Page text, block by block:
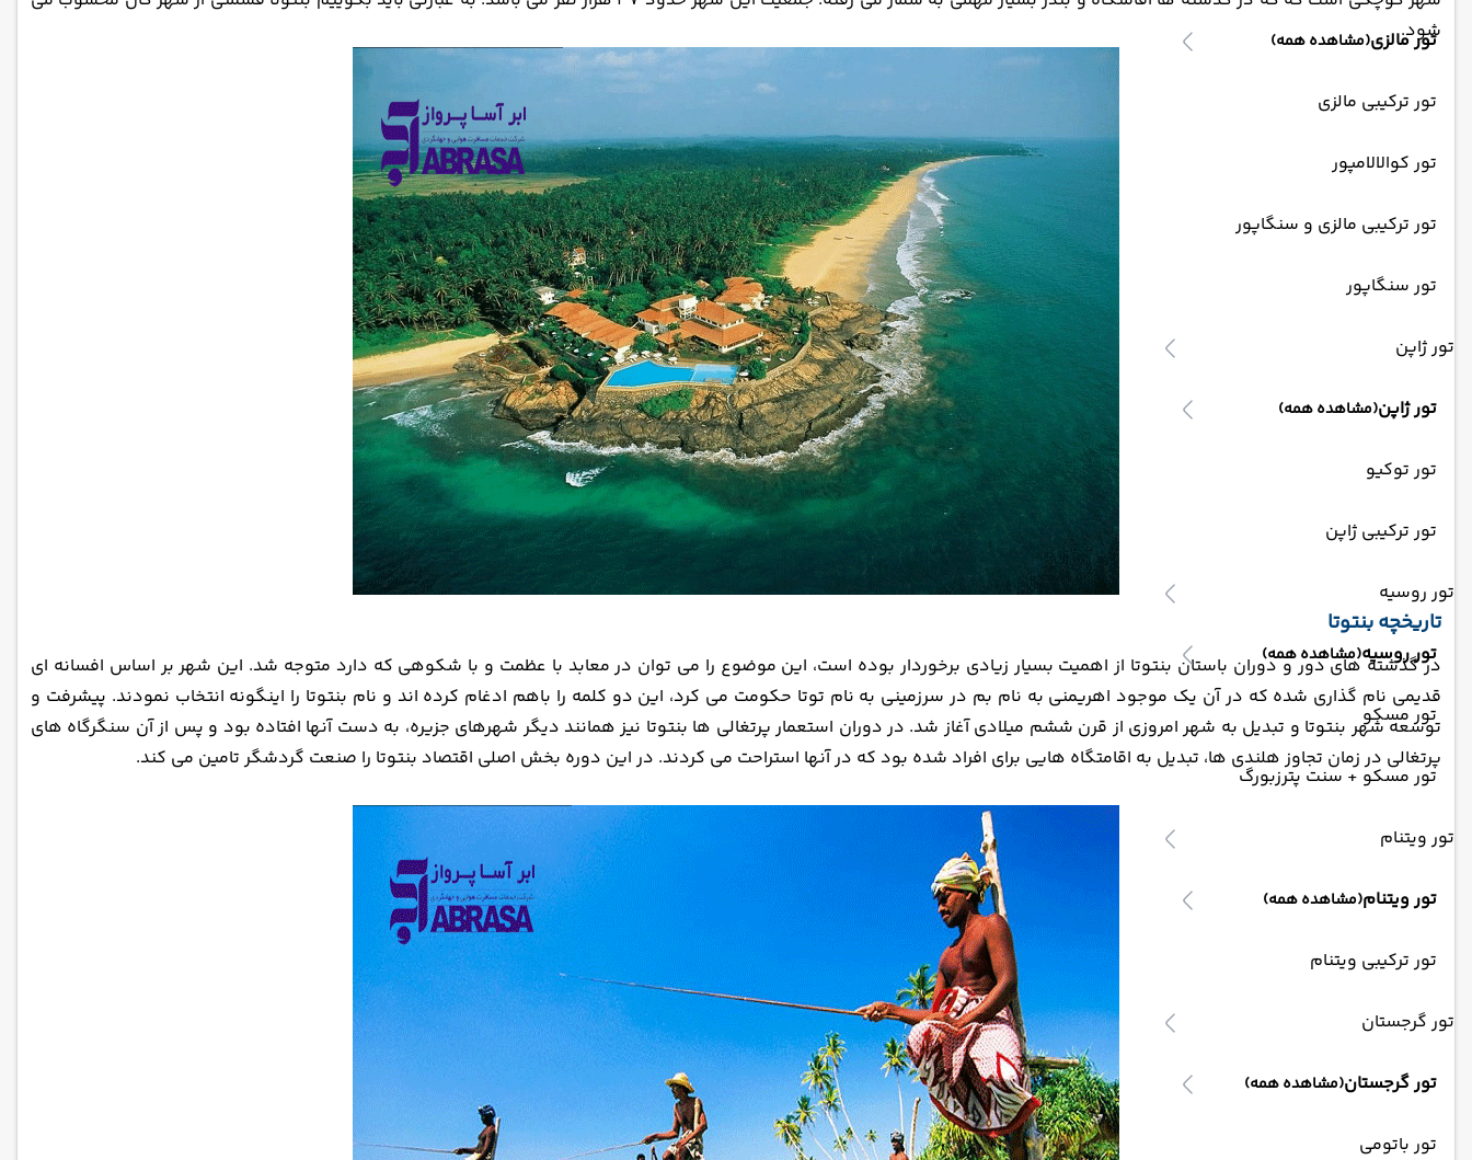
تور مالزی(مشاهده همه)
تور ترکیبی مالزی
تور کوالالامپور
تور ترکیبی مالزی و سنگاپور
تور سنگاپور
تور ژاپن
تور ژاپن(مشاهده همه)
تور توکیو
تور ترکیبی ژاپن
تور روسیه
تور روسیه(مشاهده همه)
تور مسکو
تور مسکو + سنت پترزبورگ
تور ویتنام
تور ویتنام(مشاهده همه)
تور ترکیبی ویتنام
تور گرجستان
تور گرجستان(مشاهده همه)
تور باتومی
شود.
تاریخچه بنتوتا
در گذشته های دور و دوران باستان بنتوتا از اهمیت بسیار زیادی برخوردار بوده است، این موضوع را می توان در معابد با عظمت و با شکوهی که دارد متوجه شد. این شهر بر اساس افسانه ای
قدیمی نام گذاری شده که در آن یک موجود اهریمنی به نام بم در سرزمینی به نام توتا حکومت می کرد، این دو کلمه را باهم ادغام کرده اند و نام بنتوتا را اینگونه انتخاب نمودند. پیشرفت و
توسعه شهر بنتوتا و تبدیل به شهر امروزی از قرن ششم میلادی آغاز شد. در دوران استعمار پرتغالی ها بنتوتا نیز همانند دیگر شهرهای جزیره، به دست آنها افتاده بود و پس از آن سنگرگاه های
پرتغالی در زمان تجاوز هلندی ها، تبدیل به اقامتگاه هایی برای افراد شده بود که در آنها استراحت می کردند. در این دوره بخش اصلی اقتصاد بنتوتا را صنعت گردشگر تامین می کند.